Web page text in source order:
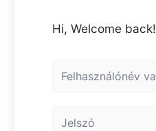
Hi, Welcome back!